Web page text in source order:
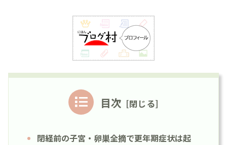
目次
閉経前の子宮・卵巣全摘で更年期症状は起